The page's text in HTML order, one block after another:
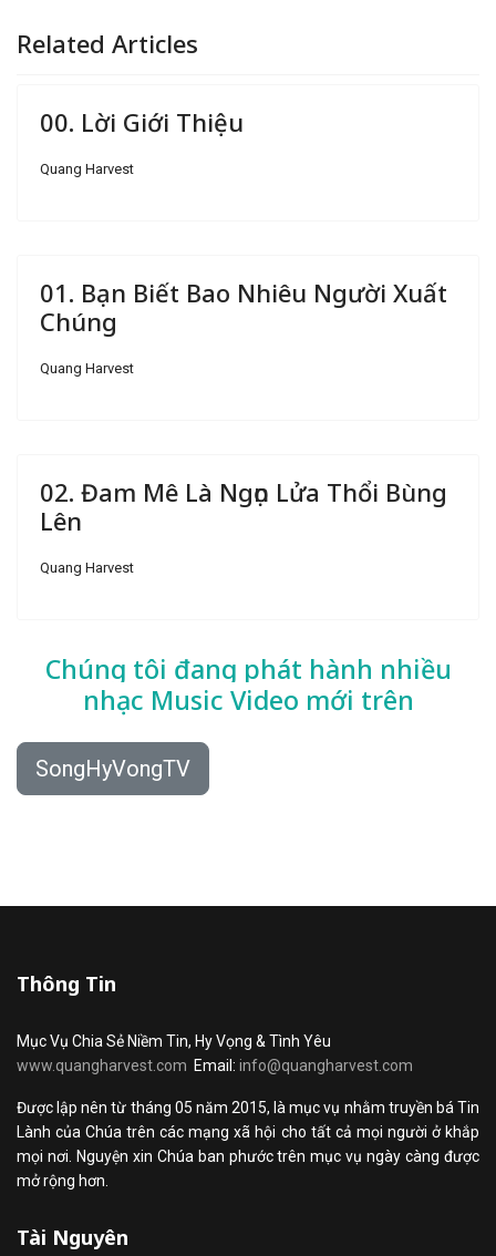
Related Articles
00. Lời Giới Thiệu
Quang Harvest
01. Bạn Biết Bao Nhiêu Người Xuất
Chúng
Quang Harvest
02. Đam Mê Là Ngọn Lửa Thổi Bùng
Lên
Quang Harvest
Chúng tôi đang phát hành nhiều
nhạc Music Video mới trên
SongHyVongTV
Thông Tin
Mục Vụ Chia Sẻ Niềm Tin, Hy Vọng & Tình Yêu
www.quangharvest.com Email: info@quangharvest.com
Được lập nên từ tháng 05 năm 2015, là mục vụ nhằm truyền bá Tin
Lành của Chúa trên các mạng xã hội cho tất cả mọi người ở khắp
mọi nơi. Nguyện xin Chúa ban phước trên mục vụ ngày càng được
mở rộng hơn.
Tài Nguyên